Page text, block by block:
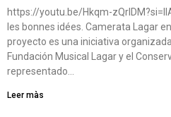
https://youtu.be/Hkqm-
les bonnes idées. Camerata Lagar
proyecto es una iniciativa
Fundación Musical Lagar y el
representado…
Leer màs